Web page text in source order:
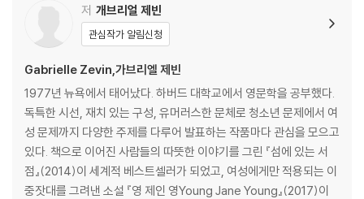
다른 삶이라는 무궁무진한 가능성을 그려보는 게이머의 유연한 사고와 태
도를 우리에게 전하는, 모든 면에서 바다처럼 깊고 방대한 작품이다.
NEW YORK TIMES BEST SELLER ? Sam and Sadie-two coll
ege friends, often in love, but never lovers-become creat
ive partners in a dazzling and intricately imagined world o
f video game design, where success brings them fame, jo
y, tragedy, duplicity, and, ultimately, a kind of immortalit
y. It is a love story, but not one you have read before.
저 개브리얼 제빈
관심작가 알림신청
Gabrielle Zevin,가브리엘 제빈
1977년 뉴욕에서 태어났다. 하버드 대학교에서 영문학을 공부했다.
독특한 시선, 재치 있는 구성, 유머러스한 문체로 청소년 문제에서 여
성 문제까지 다양한 주제를 다루어 발표하는 작품마다 관심을 모으고
있다. 책으로 이어진 사람들의 따뜻한 이야기를 그린 『섬에 있는 서
점』(2014)이 세계적 베스트셀러가 되었고, 여성에게만 적용되는 이
중잣대를 그려낸 소설 『영 제인 영Young Jane Young』(2017)이